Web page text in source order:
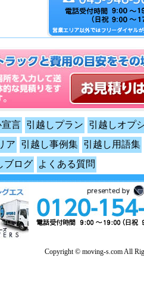
言 引越しプラン
引越しオプ
ア 引越し事例集 引越し用語集
ブログ
よくある質問
Copyright © moving-s.com All